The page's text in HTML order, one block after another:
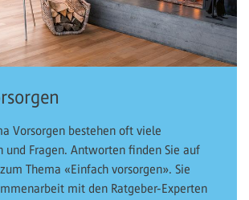
Vorsorgen bestehen oft viele
und Fragen. Antworten finden Sie auf
Thema «Einfach vorsorgen». Sie
mit den Ratgeber-Experten